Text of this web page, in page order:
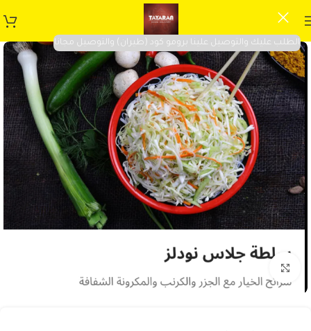
الطلب عليك والتوصيل علينا برومو كود (طيران) والتوصيل مجانا